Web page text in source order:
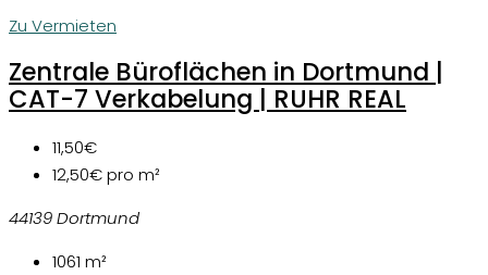
Zu Vermieten
Zentrale Büroflächen in Dortmund |
CAT-7 Verkabelung | RUHR REAL
11,50€
12,50€pro m²
44139 Dortmund
1061 m²